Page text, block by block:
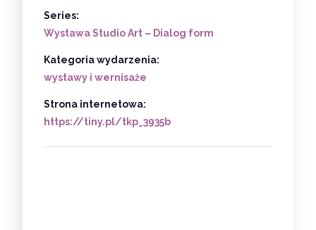
Series:
Wystawa Studio Art – Dialog form
Kategoria wydarzenia:
wystawy i wernisaże
Strona internetowa:
https://tiny.pl/tkp_3935b